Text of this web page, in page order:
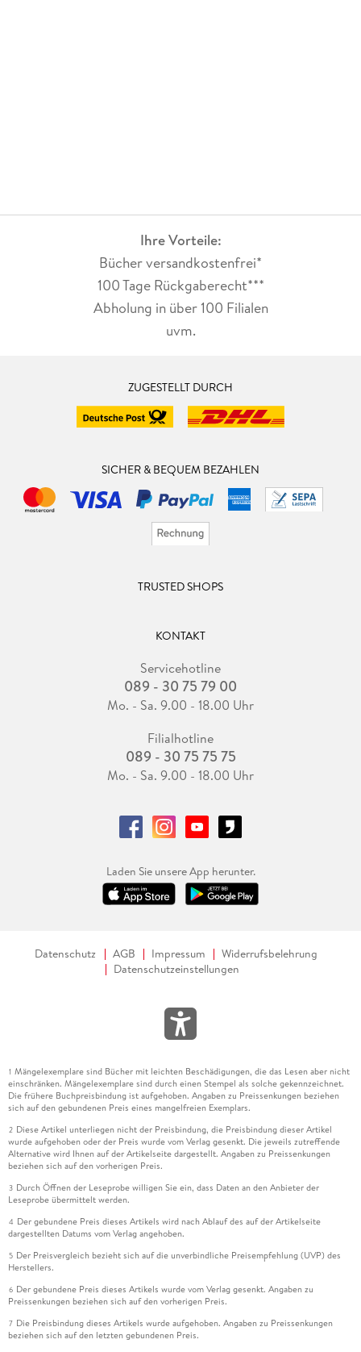
Ihre Vorteile:
Bücher versandkostenfrei*
100 Tage Rückgaberecht***
Abholung in über 100 Filialen
uvm.
ZUGESTELLT DURCH
SICHER & BEQUEM BEZAHLEN
TRUSTED SHOPS
KONTAKT
Servicehotline
089 - 30 75 79 00
Mo. - Sa. 9.00 - 18.00 Uhr
Filialhotline
089 - 30 75 75 75
Mo. - Sa. 9.00 - 18.00 Uhr
Laden Sie unsere App herunter.
Datenschutz AGB Impressum
Widerrufsbelehrung
Datenschutzeinstellungen
1 Mängelexemplare sind Bücher mit leichten Beschädigungen, die das Lesen aber nicht
einschränken. Mängelexemplare sind durch einen Stempel als solche gekennzeichnet.
Die frühere Buchpreisbindung ist aufgehoben. Angaben zu Preissenkungen beziehen
sich auf den gebundenen Preis eines mangelfreien Exemplars.
2 Diese Artikel unterliegen nicht der Preisbindung, die Preisbindung dieser Artikel
wurde aufgehoben oder der Preis wurde vom Verlag gesenkt. Die jeweils zutreffende
Alternative wird Ihnen auf der Artikelseite dargestellt. Angaben zu Preissenkungen
beziehen sich auf den vorherigen Preis.
3 Durch Öffnen der Leseprobe willigen Sie ein, dass Daten an den Anbieter der
Leseprobe übermittelt werden.
4 Der gebundene Preis dieses Artikels wird nach Ablauf des auf der Artikelseite
dargestellten Datums vom Verlag angehoben.
5 Der Preisvergleich bezieht sich auf die unverbindliche Preisempfehlung (UVP) des
Herstellers.
6 Der gebundene Preis dieses Artikels wurde vom Verlag gesenkt. Angaben zu
Preissenkungen beziehen sich auf den vorherigen Preis.
7 Die Preisbindung dieses Artikels wurde aufgehoben. Angaben zu Preissenkungen
beziehen sich auf den letzten gebundenen Preis.